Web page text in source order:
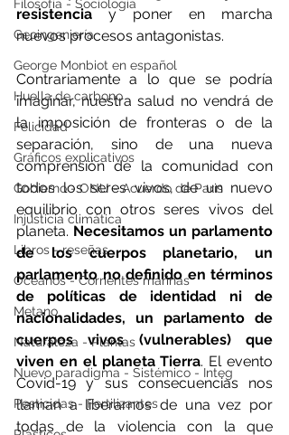
Filosofía - Sociología
Geoingeniería
George Monbiot en español
Huella de carbono
Felicidad
Gráficos explicativos
Gobierno - ONU - Acuerdo de Paris
Injusticia climática
Libros - reseñas
Océanos - Corrientes marinas
Metano
Naturaleza - Plantas
Nuevo paradigma - Sistémico - Integ
Pesticidas - Fertilizantes
resistencia y poner en marcha
nuevos procesos antagonistas.
Contrariamente a lo que se podría
imaginar, nuestra salud no vendrá de
la imposición de fronteras o de la
separación, sino de una nueva
comprensión de la comunidad con
todos los seres vivos, de un nuevo
equilibrio con otros seres vivos del
planeta. Necesitamos un parlamento
de los cuerpos planetario, un
parlamento no definido en términos
de políticas de identidad ni de
nacionalidades, un parlamento de
cuerpos vivos (vulnerables) que
viven en el planeta Tierra. El evento
Covid-19 y sus consecuencias nos
llaman a liberarnos de una vez por
todas de la violencia con la que